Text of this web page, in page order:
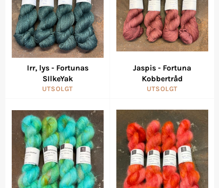
Irr, lys - Fortunas
SIlkeYak
UTSOLGT
Jaspis - Fortuna
Kobbertråd
UTSOLGT